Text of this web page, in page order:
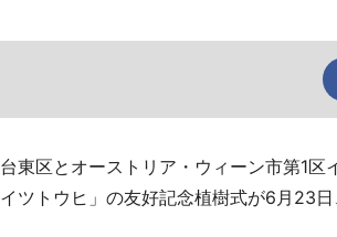
台東区とオーストリア・ウィーン市第1
イツトウヒ」の友好記念植樹式が6月23